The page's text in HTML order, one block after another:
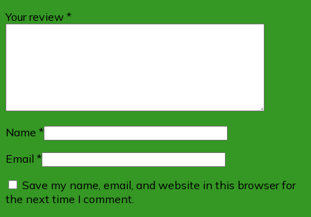
Your review *
Name *
Email *
Save my name, email, and website in this browser for
the next time I comment.